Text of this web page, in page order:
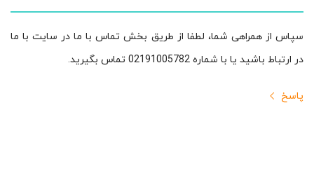
پاسخ
سپاس از همراهی شما،‌ لطفا از طریق بخش تماس با ما در سایت با ما
در ارتباط باشید یا با شماره 02191005782 تماس بگیرید.